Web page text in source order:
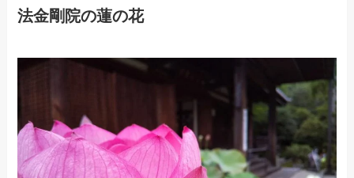
法金剛院の蓮の花